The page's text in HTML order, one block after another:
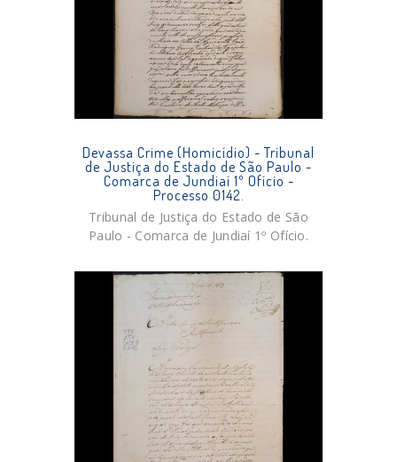
Devassa Crime (Homicídio) - Tribunal
de Justiça do Estado de São Paulo -
Comarca de Jundiaí 1º Ofício -
Processo 0142.
Tribunal de Justiça do Estado de São
Paulo - Comarca de Jundiaí 1º Ofício.